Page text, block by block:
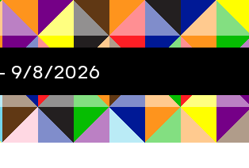
9/8/2026